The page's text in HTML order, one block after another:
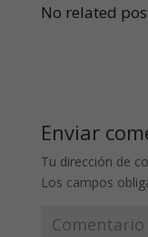
No related
Enviar
Tu dirección de
Los campos